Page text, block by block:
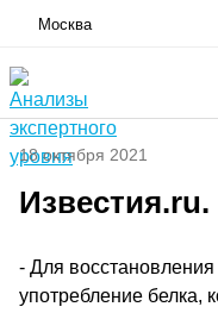
Москва
18 октября 2021
- Для
употребление белка,